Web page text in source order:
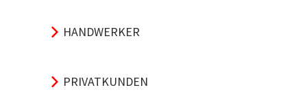
HANDWERKER
PRIVATKUNDEN